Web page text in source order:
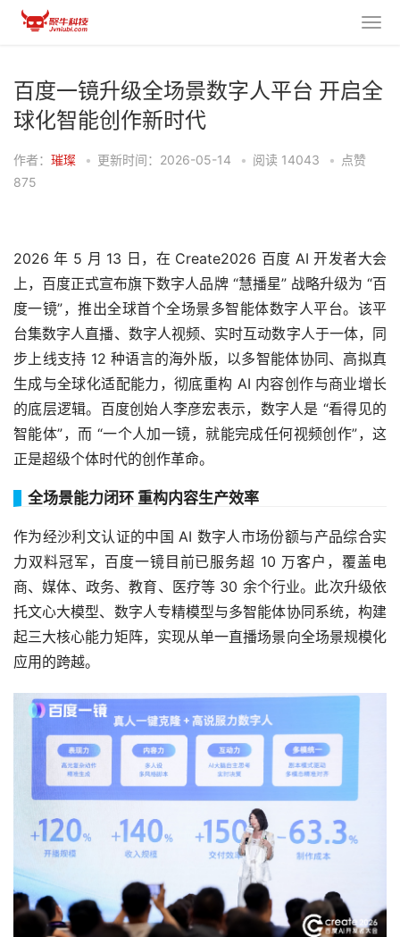
百度一镜升级全场景数字人平台 开启全
球化智能创作新时代
作者： 璀璨 • 更新时间：2026-05-14 • 阅读 14043 • 点赞
875
2026 年 5 月 13 日，在 Create2026 百度 AI 开发者大会
上，百度正式宣布旗下数字人品牌 “慧播星” 战略升级为 “百
度一镜”，推出全球首个全场景多智能体数字人平台。该平
台集数字人直播、数字人视频、实时互动数字人于一体，同
步上线支持 12 种语言的海外版，以多智能体协同、高拟真
生成与全球化适配能力，彻底重构 AI 内容创作与商业增长
的底层逻辑。百度创始人李彦宏表示，数字人是 “看得见的
智能体”，而 “一个人加一镜，就能完成任何视频创作”，这
正是超级个体时代的创作革命。
全场景能力闭环 重构内容生产效率
作为经沙利文认证的中国 AI 数字人市场份额与产品综合实
力双料冠军，百度一镜目前已服务超 10 万客户，覆盖电
商、媒体、政务、教育、医疗等 30 余个行业。此次升级依
托文心大模型、数字人专精模型与多智能体协同系统，构建
起三大核心能力矩阵，实现从单一直播场景向全场景规模化
应用的跨越。